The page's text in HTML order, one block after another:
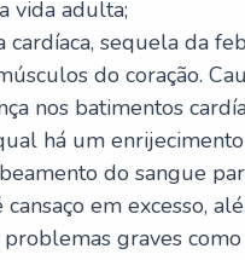
vida adulta;
cardíaca, sequela da
do coração.
nos batimentos
há um
do sangue
em excesso,
graves como